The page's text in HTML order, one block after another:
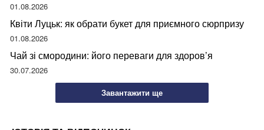
01.08.2026
Квіти Луцьк: як обрати букет для приємного сюрпризу
01.08.2026
Чай зі смородини: його переваги для здоров’я
30.07.2026
Завантажити ще